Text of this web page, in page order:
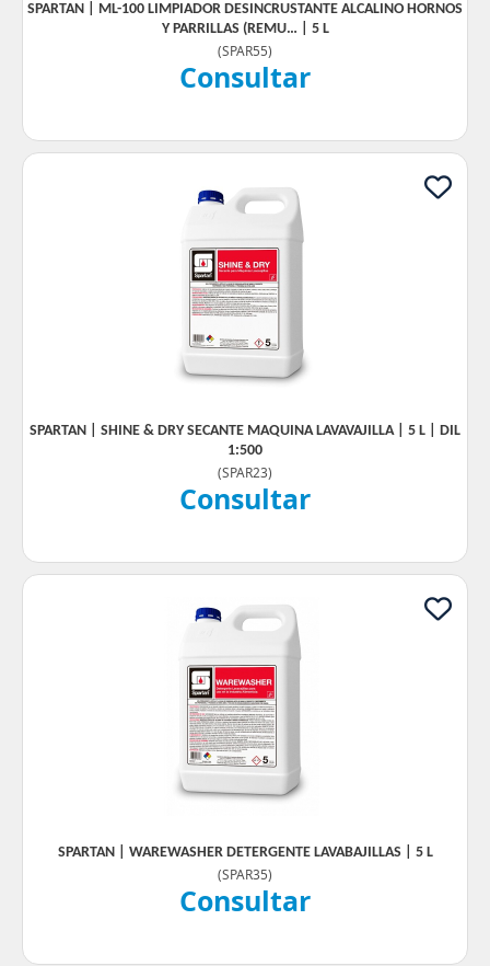
SPARTAN | ML-100 LIMPIADOR DESINCRUSTANTE ALCALINO HORNOS
Y PARRILLAS (REMU… | 5 L
(SPAR55)
Consultar
SPARTAN | SHINE & DRY SECANTE MAQUINA LAVAVAJILLA | 5 L | DIL
1:500
(SPAR23)
Consultar
SPARTAN | WAREWASHER DETERGENTE LAVABAJILLAS | 5 L
(SPAR35)
Consultar